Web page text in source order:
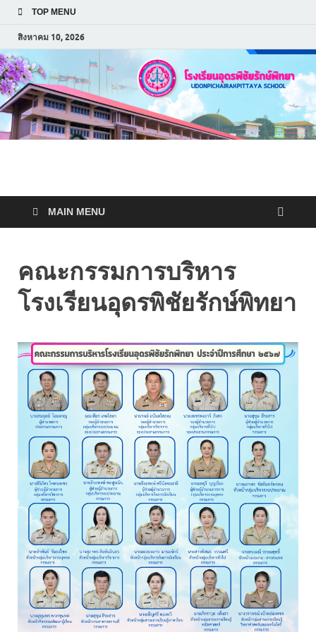
TOP MENU
สิงหาคม 10, 2026
โรงเรียนอุดพิชัยรักษ์พิทยา
Udonpichairakpittaya
MAIN MENU
คณะกรรมการบริหาร
โรงเรียนอุดรพิชัยรักษ์พิทยา